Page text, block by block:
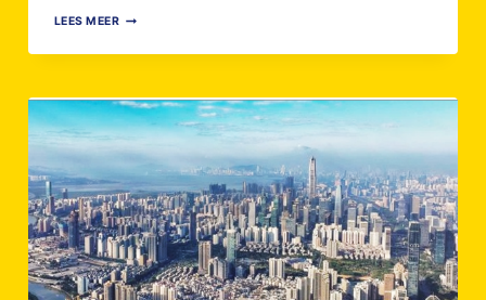
LEES MEERVERTRIEB
FÜR